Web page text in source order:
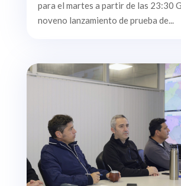
para el martes a partir de las 23:30
noveno lanzamiento de prueba de...